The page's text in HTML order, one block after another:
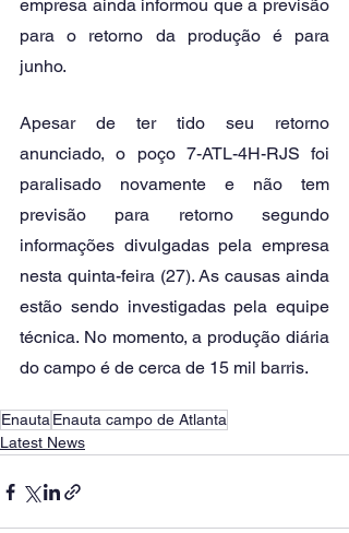
empresa ainda informou que a previsão
para o retorno da produção é para
junho.
Apesar de ter tido seu retorno
anunciado, o poço 7-ATL-4H-RJS foi
paralisado novamente e não tem
previsão para retorno segundo
informações divulgadas pela empresa
nesta quinta-feira (27). As causas ainda
estão sendo investigadas pela equipe
técnica. No momento, a produção diária
do campo é de cerca de 15 mil barris.
EnautaEnauta campo de Atlanta
Latest News